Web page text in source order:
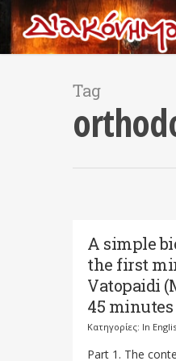
Tag
A simple
the first
Vatopaidi
45
Κατηγορίες: In
Part 1. The